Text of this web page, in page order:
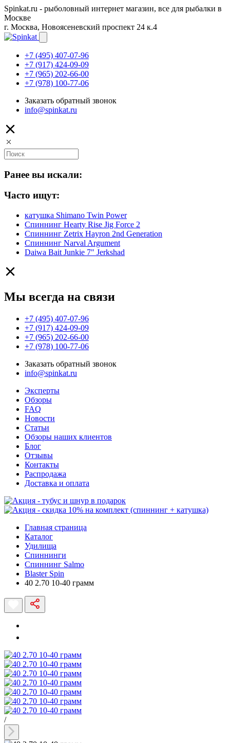
Spinkat.ru - рыболовный интернет магазин, все для рыбалки в
Москве
г. Москва, Новоясеневский проспект 24 к.4
+7 (495) 407-07-96
+7 (917) 424-09-09
+7 (965) 202-66-00
+7 (978) 100-77-06
Заказать обратный звонок
info@spinkat.ru
Ранее вы искали:
Часто ищут:
катушка Shimano Twin Power
Спиннинг Hearty Rise Jig Force 2
Спиннинг Zetrix Hayron 2nd Generation
Спиннинг Narval Argument
Daiwa Bait Junkie 7" Jerkshad
Мы всегда на связи
+7 (495) 407-07-96
+7 (917) 424-09-09
+7 (965) 202-66-00
+7 (978) 100-77-06
Заказать обратный звонок
info@spinkat.ru
Эксперты
Обзоры
FAQ
Новости
Статьи
Обзоры наших клиентов
Блог
Отзывы
Контакты
Распродажа
Доставка и оплата
Главная страница
Каталог
Удилища
Спиннинги
Спиннинг Salmo
Blaster Spin
40 2.70 10-40 грамм
/